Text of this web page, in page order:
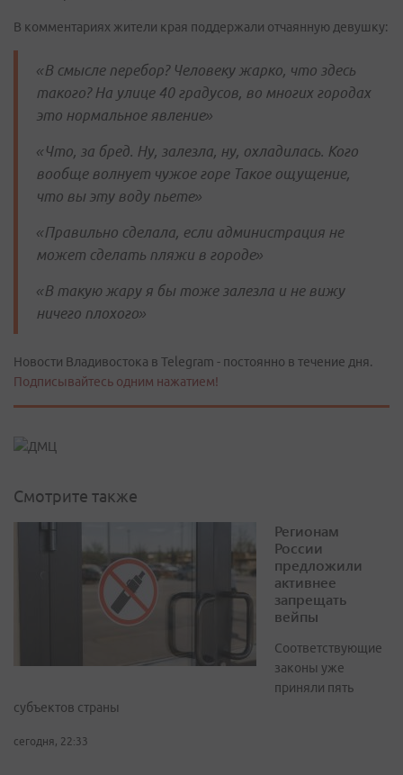
В комментариях жители края поддержали отчаянную девушку:
«В смысле перебор? Человеку жарко, что здесь
такого? На улице 40 градусов, во многих городах
это нормальное явление»
«Что, за бред. Ну, залезла, ну, охладилась. Кого
вообще волнует чужое горе Такое ощущение,
что вы эту воду пьете»
«Правильно сделала, если администрация не
может сделать пляжи в городе»
«В такую жару я бы тоже залезла и не вижу
ничего плохого»
Новости Владивостока в Telegram - постоянно в течение дня.
Подписывайтесь одним нажатием!
Смотрите также
Регионам
России
предложили
активнее
запрещать
вейпы
Соответствующие
законы уже
приняли пять
субъектов страны
сегодня, 22:33